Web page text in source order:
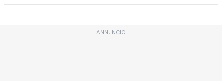
ANNUNCIO